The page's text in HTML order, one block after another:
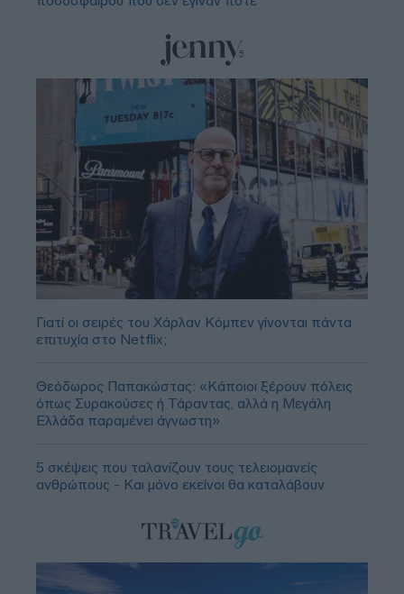
Γιατί οι σειρές του Χάρλαν Κόμπεν γίνονται πάντα
επιτυχία στο Netflix;
Θεόδωρος Παπακώστας: «Κάποιοι ξέρουν πόλεις
όπως Συρακούσες ή Τάραντας, αλλά η Μεγάλη
Ελλάδα παραμένει άγνωστη»
5 σκέψεις που ταλανίζουν τους τελειομανείς
ανθρώπους - Και μόνο εκείνοι θα καταλάβουν